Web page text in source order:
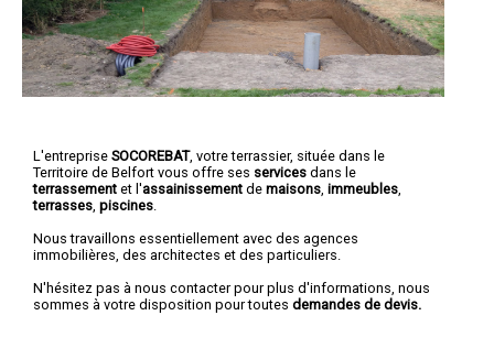
L'entreprise SOCOREBAT, votre terrassier, située dans le
Territoire de Belfort vous offre ses services dans le
terrassement et l'assainissement de maisons immeubles
terrasses piscines
Nous travaillons essentiellement avec des agences
immobilières, des architectes et des particuliers.
N'hésitez pas à nous contacter pour plus d'informations, nous
sommes à votre disposition pour toutes demandes de devis.